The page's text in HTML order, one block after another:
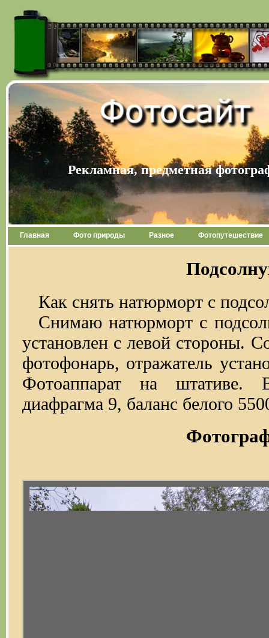
Рекламная, предметная
Главная Фото природы Разное Фотопутешествие
Как снять натюрморт с
Снимаю натюрморт с
установлен с левой стороны.
фотофонарь, отражатель
Фотоаппарат на штативе.
диафрагма 9, баланс белого